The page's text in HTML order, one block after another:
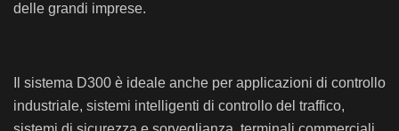
delle grandi imprese.
Il sistema D300 è ideale anche per applicazioni di controllo
industriale, sistemi intelligenti di controllo del traffico,